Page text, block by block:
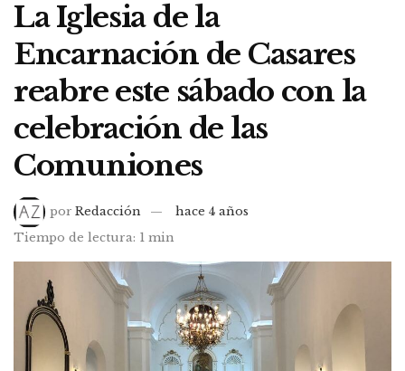
La Iglesia de la
Encarnación de Casares
reabre este sábado con la
celebración de las
Comuniones
por Redacción
hace 4 años
Tiempo de lectura: 1 min